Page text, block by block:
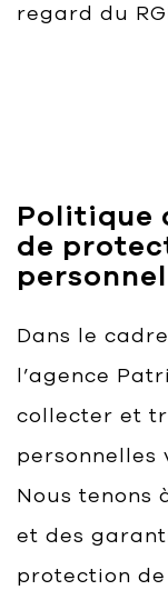
regard du
Politique
de
Dans le
l’agence
collecter et
personnelles
Nous tenons
et des
protection de